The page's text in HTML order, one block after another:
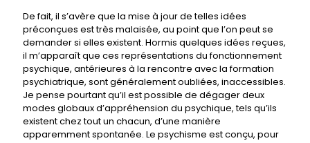
De fait, il s’avère que la mise à jour de telles idées
préconçues est très malaisée, au point que l’on peut se
demander si elles existent. Hormis quelques idées reçues,
il m’apparaît que ces représentations du fonctionnement
psychique, antérieures à la rencontre avec la formation
psychiatrique, sont généralement oubliées, inaccessibles.
Je pense pourtant qu’il est possible de dégager deux
modes globaux d’appréhension du psychique, tels qu’ils
existent chez tout un chacun, d’une manière
apparemment spontanée. Le psychisme est conçu, pour